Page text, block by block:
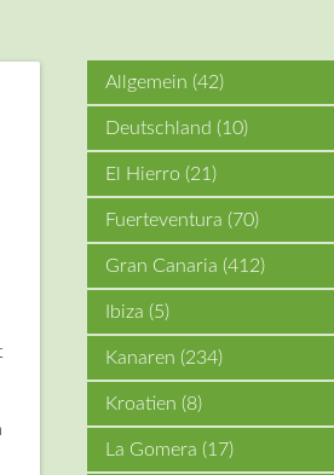
Allgemein (42)
Deutschland (10)
El Hierro (21)
Fuerteventura (70)
Gran Canaria (412)
Ibiza (5)
Kanaren (234)
Kroatien (8)
La Gomera (17)